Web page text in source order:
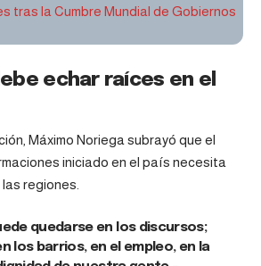
tras la Cumbre Mundial de Gobiernos
echar raíces en el
Máximo Noriega subrayó que el
iniciado en el país necesita
regiones.
quedarse en los discursos;
los barrios, en el empleo, en la